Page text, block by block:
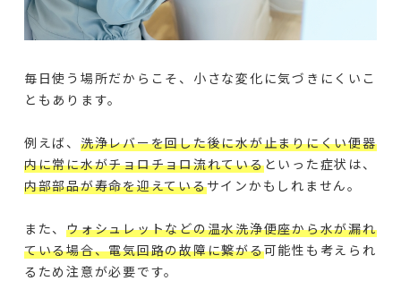
毎日使う場所だからこそ、小さな変化に気づきにくいこ
ともあります。
例えば、 洗浄レバーを回した後に水が止まりにくい便器
内に常に水がチョロチョロ流れているといった症状は、
内部部品が寿命を迎えているサインかもしれません。
また、ウォシュレットなどの温水洗浄便座から水が漏れ
ている場合、電気回路の故障に繋がる可能性も考えられ
るため注意が必要です。